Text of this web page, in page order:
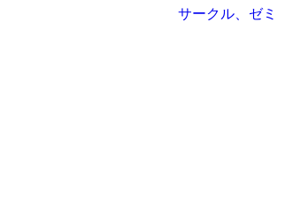
サークル、ゼミ